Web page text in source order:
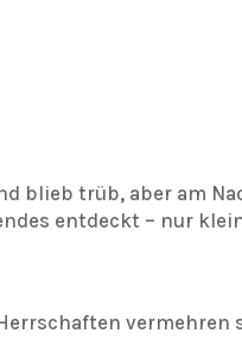
blieb trüb, aber am
entdeckt – nur